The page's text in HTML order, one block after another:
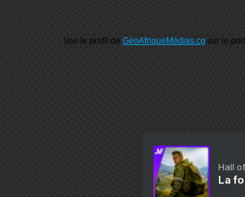
Voir le profil deGéoAfriqueMédias.cgsur le
Hall
La